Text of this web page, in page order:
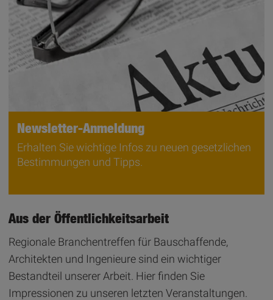
Newsletter-Anmeldung
Erhalten Sie wichtige Infos zu neuen gesetzlichen
Bestimmungen und Tipps.
Aus der Öffentlichkeitsarbeit
Regionale Branchentreffen für Bauschaffende,
Architekten und Ingenieure sind ein wichtiger
Bestandteil unserer Arbeit. Hier finden Sie
Impressionen zu unseren letzten Veranstaltungen.